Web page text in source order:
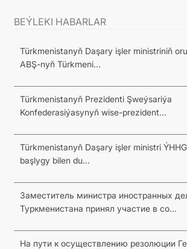
BEÝLEKI HABARLAR
Türkmenistanyň Daşary işler ministriniň
ABŞ-nyň Türkmeni...
Türkmenistanyň Prezidenti Şweýsariýa
Konfederasiýasynyň wise-prezident...
Türkmenistanyň Daşary işler ministri
başlygy bilen du...
Заместитель министра иностранных
Туркменистана принял участие в со...
На пути к осуществлению резолюции